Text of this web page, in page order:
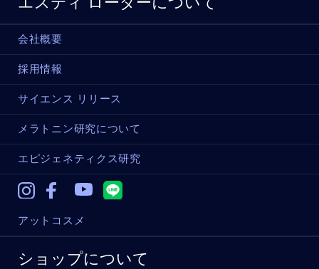
会社概要
採用情報
サイエンス リリース
メラトニン研究について
エピジェネティクス研究
InstagramFacebook
アットコスメ
ショップについて